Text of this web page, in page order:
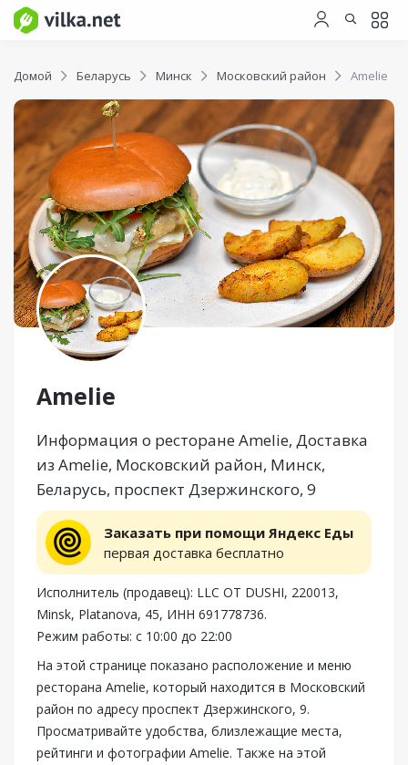
Домой Беларусь Минск Московский район Amelie
Amelie
Информация о ресторане Amelie, Доставка
из Amelie, Московский район, Минск,
Беларусь, проспект Дзержинского, 9
Заказать при помощи Яндекс Еды
первая доставка бесплатно
Исполнитель (продавец): LLC OT DUSHI, 220013,
Minsk, Platanova, 45, ИНН 691778736.
Режим работы: с 10:00 до 22:00
На этой странице показано расположение и меню
ресторана Amelie, который находится в Московский
район по адресу проспект Дзержинского, 9.
Просматривайте удобства, близлежащие места,
рейтинги и фотографии Amelie. Также на этой